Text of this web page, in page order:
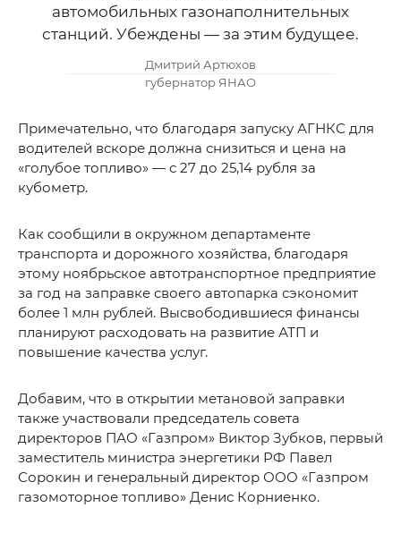
автомобильных газонаполнительных
станций. Убеждены — за этим будущее.
Дмитрий Артюхов
губернатор ЯНАО
Примечательно, что благодаря запуску АГНКС для
водителей вскоре должна снизиться и цена на
«голубое топливо» — с 27 до 25,14 рубля за
кубометр.
Как сообщили в окружном департаменте
транспорта и дорожного хозяйства, благодаря
этому ноябрьское автотранспортное предприятие
за год на заправке своего автопарка сэкономит
более 1 млн рублей. Высвободившиеся финансы
планируют расходовать на развитие АТП и
повышение качества услуг.
Добавим, что в открытии метановой заправки
также участвовали председатель совета
директоров ПАО «Газпром» Виктор Зубков, первый
заместитель министра энергетики РФ Павел
Сорокин и генеральный директор ООО «Газпром
газомоторное топливо» Денис Корниенко.